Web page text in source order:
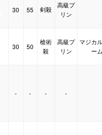
30 55 剣殺
高級プ
リン
30 50
槍術
殺
高級プ
リン
マジカ
ー
- - - -